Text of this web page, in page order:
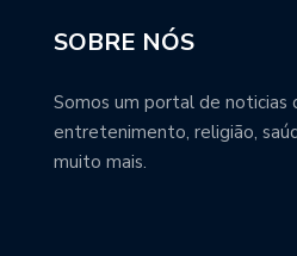
SOBRE NÓS
Somos um portal de noticias
entretenimento, religião,
muito mais.